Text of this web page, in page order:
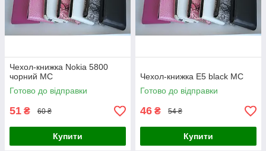
Чехол-книжка Nokia 5800
чорний MC
Готово до відправки
51 ₴ 60 ₴
Купити
Чехол-книжка E5 black MC
Готово до відправки
46 ₴ 54 ₴
Купити